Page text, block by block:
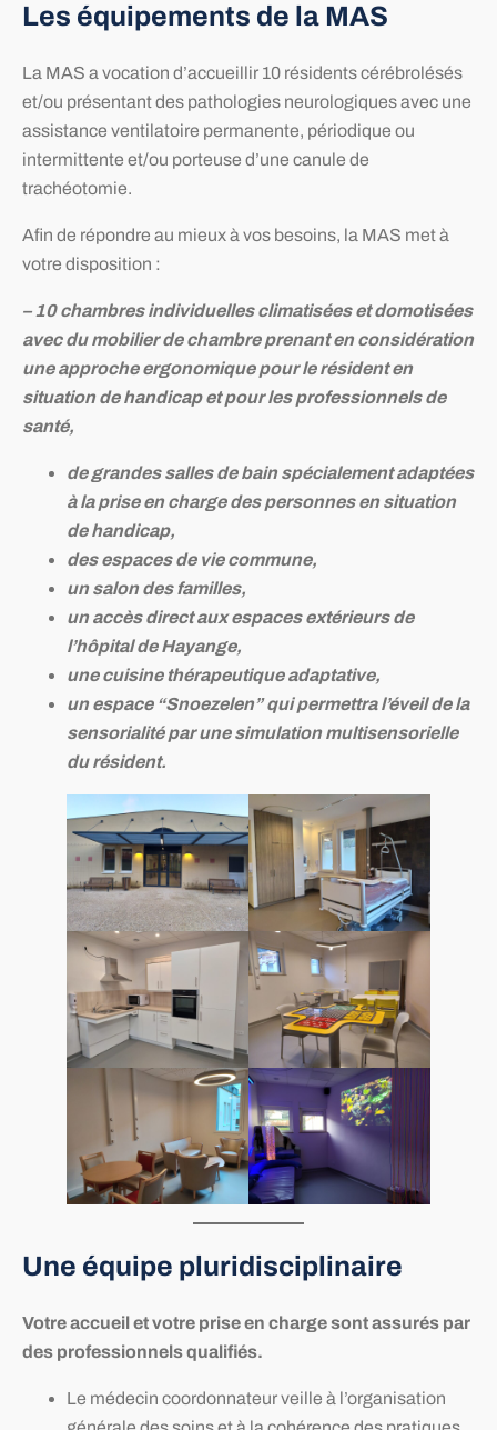
Les équipements de la MAS
La MAS a vocation d’accueillir 10 résidents cérébrolésés
et/ou présentant des pathologies neurologiques avec une
assistance ventilatoire permanente, périodique ou
intermittente et/ou porteuse d’une canule de
trachéotomie.
Afin de répondre au mieux à vos besoins, la MAS met à
votre disposition :
– 10 chambres individuelles climatisées et domotisées
avec du mobilier de chambre prenant en considération
une approche ergonomique pour le résident en
situation de handicap et pour les professionnels de
santé,
de grandes salles de bain spécialement adaptées
à la prise en charge des personnes en situation
de handicap,
des espaces de vie commune,
un salon des familles,
un accès direct aux espaces extérieurs de
l’hôpital de Hayange,
une cuisine thérapeutique adaptative,
un espace “Snoezelen” qui permettra l’éveil de la
sensorialité par une simulation multisensorielle
du résident.
Une équipe pluridisciplinaire
Votre accueil et votre prise en charge sont assurés par
des professionnels qualifiés.
Le médecin coordonnateur veille à l’organisation